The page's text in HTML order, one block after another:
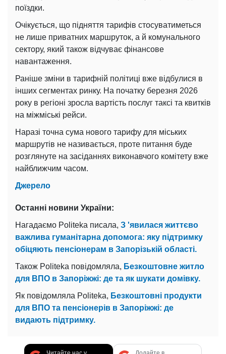
поїздки.
Очікується, що підняття тарифів стосуватиметься
не лише приватних маршруток, а й комунального
сектору, який також відчуває фінансове
навантаження.
Раніше зміни в тарифній політиці вже відбулися в
інших сегментах ринку. На початку березня 2026
року в регіоні зросла вартість послуг таксі та квитків
на міжміські рейси.
Наразі точна сума нового тарифу для міських
маршрутів не називається, проте питання буде
розглянуте на засіданнях виконавчого комітету вже
найближчим часом.
Джерело
Останні новини України:
Нагадаємо Politeka писала, З 'явилася життєво
важлива гуманітарна допомога: яку підтримку
обіцяють пенсіонерам в Запорізькій області.
Також Politeka повідомляла, Безкоштовне житло
для ВПО в Запоріжжі: де та як шукати домівку.
Як повідомляла Politeka, Безкоштовні продукти
для ВПО та пенсіонерів в Запоріжжі: де
видають підтримку.